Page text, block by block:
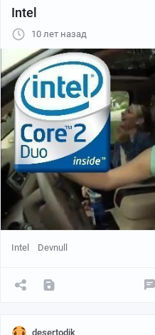
Intel
10 лет назад
Intel Devnull
desertodik